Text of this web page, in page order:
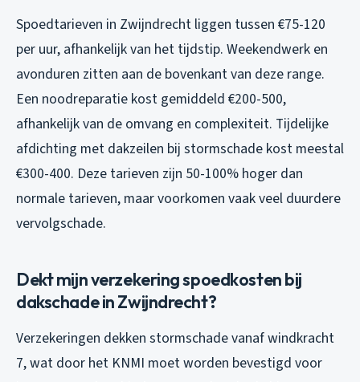
Spoedtarieven in Zwijndrecht liggen tussen €75-120
per uur, afhankelijk van het tijdstip. Weekendwerk en
avonduren zitten aan de bovenkant van deze range.
Een noodreparatie kost gemiddeld €200-500,
afhankelijk van de omvang en complexiteit. Tijdelijke
afdichting met dakzeilen bij stormschade kost meestal
€300-400. Deze tarieven zijn 50-100% hoger dan
normale tarieven, maar voorkomen vaak veel duurdere
vervolgschade.
Dekt mijn verzekering spoedkosten bij
dakschade in Zwijndrecht?
Verzekeringen dekken stormschade vanaf windkracht
7, wat door het KNMI moet worden bevestigd voor